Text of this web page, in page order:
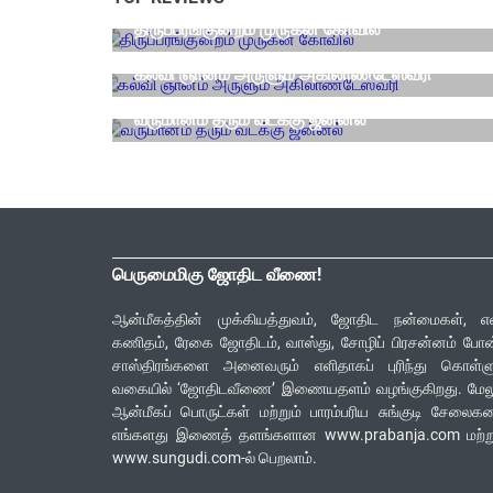
திருப்பரங்குன்றம் முருகன் கோவில்
ஆன்மீக தலங்கள்
கல்வி ஞானம் அருளும் அகிலாண்டேஸ்வரி
வாஸ்து
வருமானம் தரும் வடக்கு ஜன்னல்
பெருமைமிகு ஜோதிட வீணை!
ஆன்மீகத்தின் முக்கியத்துவம், ஜோதிட நன்மைகள்,
கணிதம், ரேகை ஜோதிடம், வாஸ்து, சோழிப் பிரசன்னம்
சாஸ்திரங்களை அனைவரும் எளிதாகப் புரிந்து
வகையில் ‘ஜோதிடவீணை’ இணையதளம் வழங்குகிறது.
ஆன்மீகப் பொருட்கள் மற்றும் பாரம்பரிய சுங்குடி
எங்களது இணைத் தளங்களான www.prabanja.com
www.sungudi.com-ல் பெறலாம்.